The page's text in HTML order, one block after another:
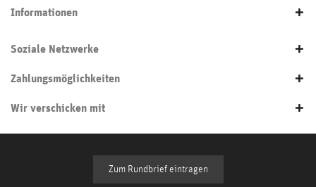
Informationen
Soziale Netzwerke
Zahlungsmöglichkeiten
Wir verschicken mit
Zum Rundbrief eintragen